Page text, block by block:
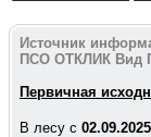
Источник
ПСО ОТКЛИК Вид
Первичная
В лесу c 02.09.2025